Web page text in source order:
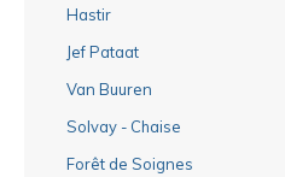
Hastir
Jef Pataat
Van Buuren
Solvay - Chaise
Forêt de Soignes